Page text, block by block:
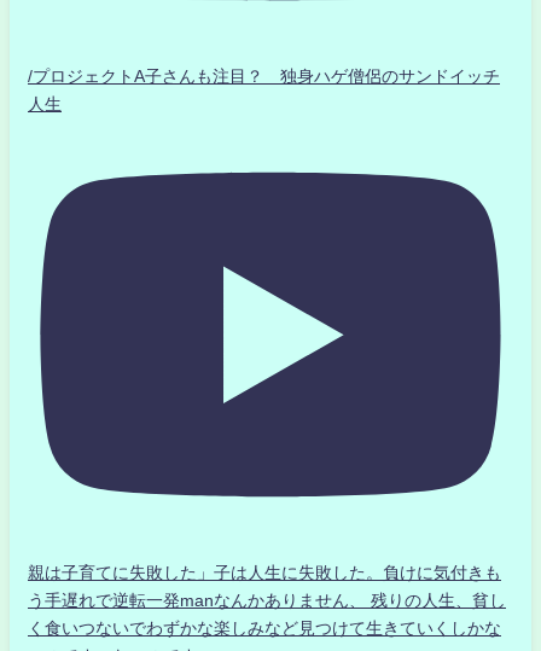
/プロジェクトA子さんも注目？ 独身ハゲ僧侶のサンドイッチ
人生
親は子育てに失敗した」子は人生に失敗した。負けに気付きも
う手遅れで逆転一発manなんかありません、 残りの人生、貧し
く食いつないでわずかな楽しみなど見つけて生きていくしかな